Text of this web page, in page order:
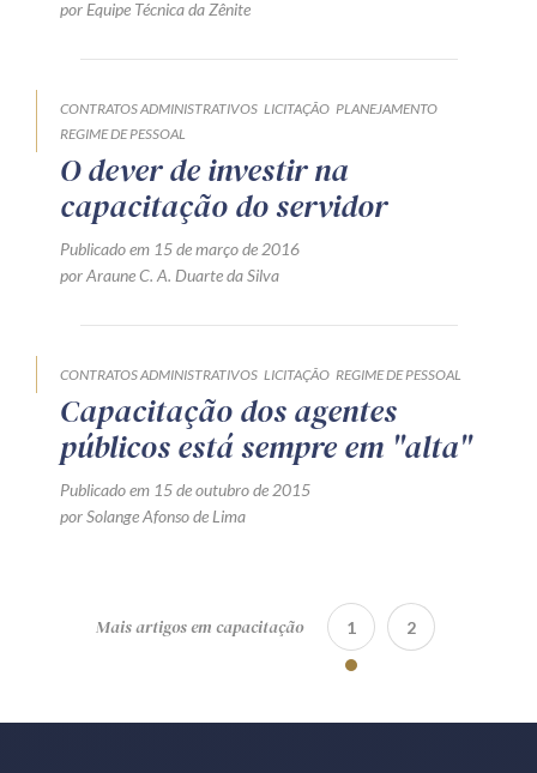
por Equipe Técnica da Zênite
CONTRATOS ADMINISTRATIVOS LICITAÇÃO PLANEJAMENTO
REGIME DE PESSOAL
O dever de investir na
capacitação do servidor
Publicado em 15 de março de 2016
por Araune C. A. Duarte da Silva
CONTRATOS ADMINISTRATIVOS LICITAÇÃO REGIME DE PESSOAL
Capacitação dos agentes
públicos está sempre em "alta"
Publicado em 15 de outubro de 2015
por Solange Afonso de Lima
Mais artigos em capacitação 1 2